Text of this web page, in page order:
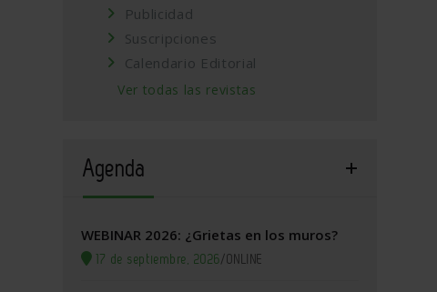
Publicidad
Suscripciones
Calendario Editorial
Ver todas las revistas
Agenda
WEBINAR 2026: ¿Grietas en los muros?
17 de septiembre, 2026/ONLINE